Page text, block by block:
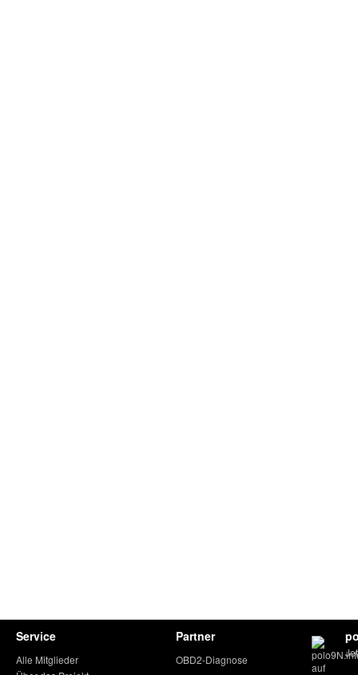
Service
Alle Mitglieder
Partner
OBD2-Diagnose